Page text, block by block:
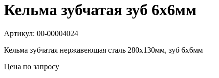
Кельма зубчатая зуб 6х6мм
Артикул: 00-00004024
Кельма зубчатая нержавеющая сталь 280х130мм, зуб 6х6мм
Цена по запросу